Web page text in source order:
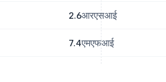
2.6
7.4
आरएसआई
एमएफआई